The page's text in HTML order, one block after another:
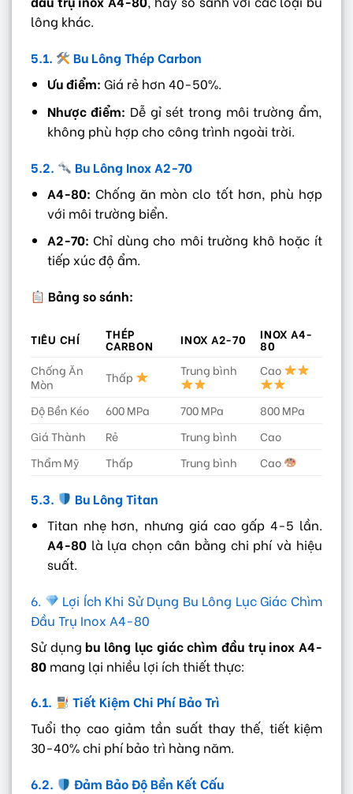
lông khác.
5.1.
Bu Lông Thép Carbon
Ưu điểm: Giá rẻ hơn 40-50%.
Nhược điểm: Dễ gỉ sét trong môi trường ẩm,
không phù hợp cho công trình ngoài trời.
5.2.
Bu Lông Inox A2-70
A4-80: Chống ăn mòn clo tốt hơn, phù hợp
với môi trường biển.
A2-70: Chỉ dùng cho môi trường khô hoặc ít
tiếp xúc độ ẩm.
Bảng so sánh:
TIÊU CHÍ THÉP
CARBON INOX A2-70 INOX A4-
80
Chống Ăn
Mòn
Thấp Trung bình Cao
Độ Bền Kéo 600 MPa 700 MPa
800 MPa
Giá Thành
Rẻ Trung bình
Cao
Thẩm Mỹ
Thấp Trung bình Cao
5.3.
Bu Lông Titan
Titan nhẹ hơn, nhưng giá cao gấp 4-5 lần.
A4-80là lựa chọn cân bằng chi phí và hiệu
suất.
6.
Lợi Ích Khi Sử Dụng Bu Lông Lục Giác Chìm
Đầu Trụ Inox A4-80
Sử dụngbu lông lục giác chìm đầu trụ inox A4-
80 mang lại nhiều lợi ích thiết thực:
6.1.
Tiết Kiệm Chi Phí Bảo Trì
Tuổi thọ cao giảm tần suất thay thế, tiết kiệm
30-40% chi phí bảo trì hàng năm.
6.2.
Đảm Bảo Độ Bền Kết Cấu